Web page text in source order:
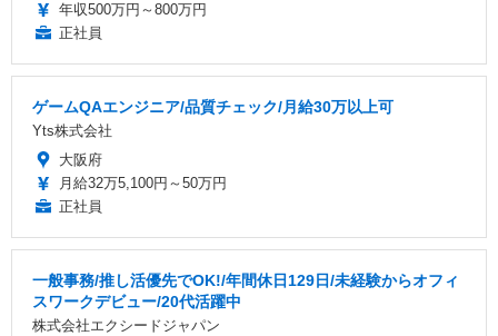
年収500万円～800万円
正社員
ゲームQAエンジニア/品質チェック/月給30万以上可
Yts株式会社
大阪府
月給32万5,100円～50万円
正社員
一般事務/推し活優先でOK!/年間休日129日/未経験からオフィ
スワークデビュー/20代活躍中
株式会社エクシードジャパン